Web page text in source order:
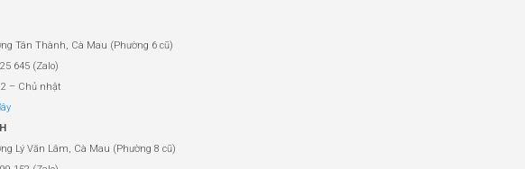
Tân Thành, Cà Mau (Phường 6 cũ)
645 (Zalo)
– Chủ nhật
Lý Văn Lâm, Cà Mau (Phường 8 cũ)